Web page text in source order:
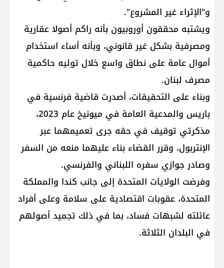
و"الإثراء غير المشروع".
ويشتبه محققون أوروبيون بأنه راكم أصولا عقارية
ومصرفية بشكل غير قانوني، وبأنه أساء استخدام
أموال عامة على نطاق واسع خلال توليه حاكمية
مصرف لبنان.
وبناء على التحقيقات، أصدرت قاضية فرنسية في
باريس والمدعية العامة في ميونيخ عام 2023،
مذكرتي توقيف في حقه جرى تعميمهما عبر
الإنتربول، وقرر القضاء بناء عليهما منعه من السفر
وصادر جوازي سفره اللبناني والفرنسي.
وفرضت الولايات المتحدة إلى جانب كندا والمملكة
المتحدة، عقوبات اقتصادية على سلامة وعلى أفراد
عائلته لشبهات فساد، بما في ذلك تجميد أصولهم
في البلدان الثلاثة.